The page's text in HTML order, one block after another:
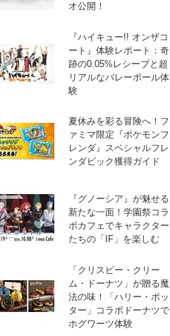
オ公開！
『ハイキュー!! オンザコ
ート』体験レポート：奇
跡の0.05%レシーブと超
リアルなバレーボール体
験
夏休みを彩る冒険へ！フ
ァミマ限定『ポケモンフ
レンダ』スペシャルフレ
ンダピック獲得ガイド
『グノーシア』が魅せる
新たな一面！学園祭コラ
ボカフェでキャラクター
たちの「IF」を楽しむ
「クリスピー・クリー
ム・ドーナツ」が贈る魔
法の味！「ハリー・ポッ
ター」コラボドーナツで
ホグワーツ体験